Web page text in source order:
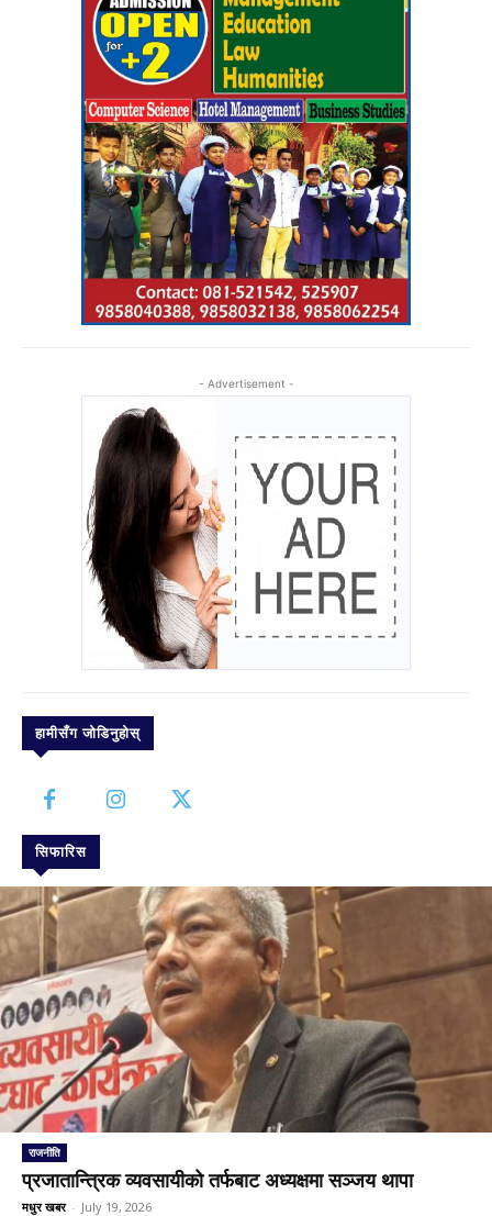
- Advertisement -
हामीसँग जोडिनुहोस्
सिफारिस
राजनीति
प्रजातान्त्रिक व्यवसायीको तर्फबाट अध्यक्षमा सञ्जय थापा
मधुर खबर - July 19, 2026